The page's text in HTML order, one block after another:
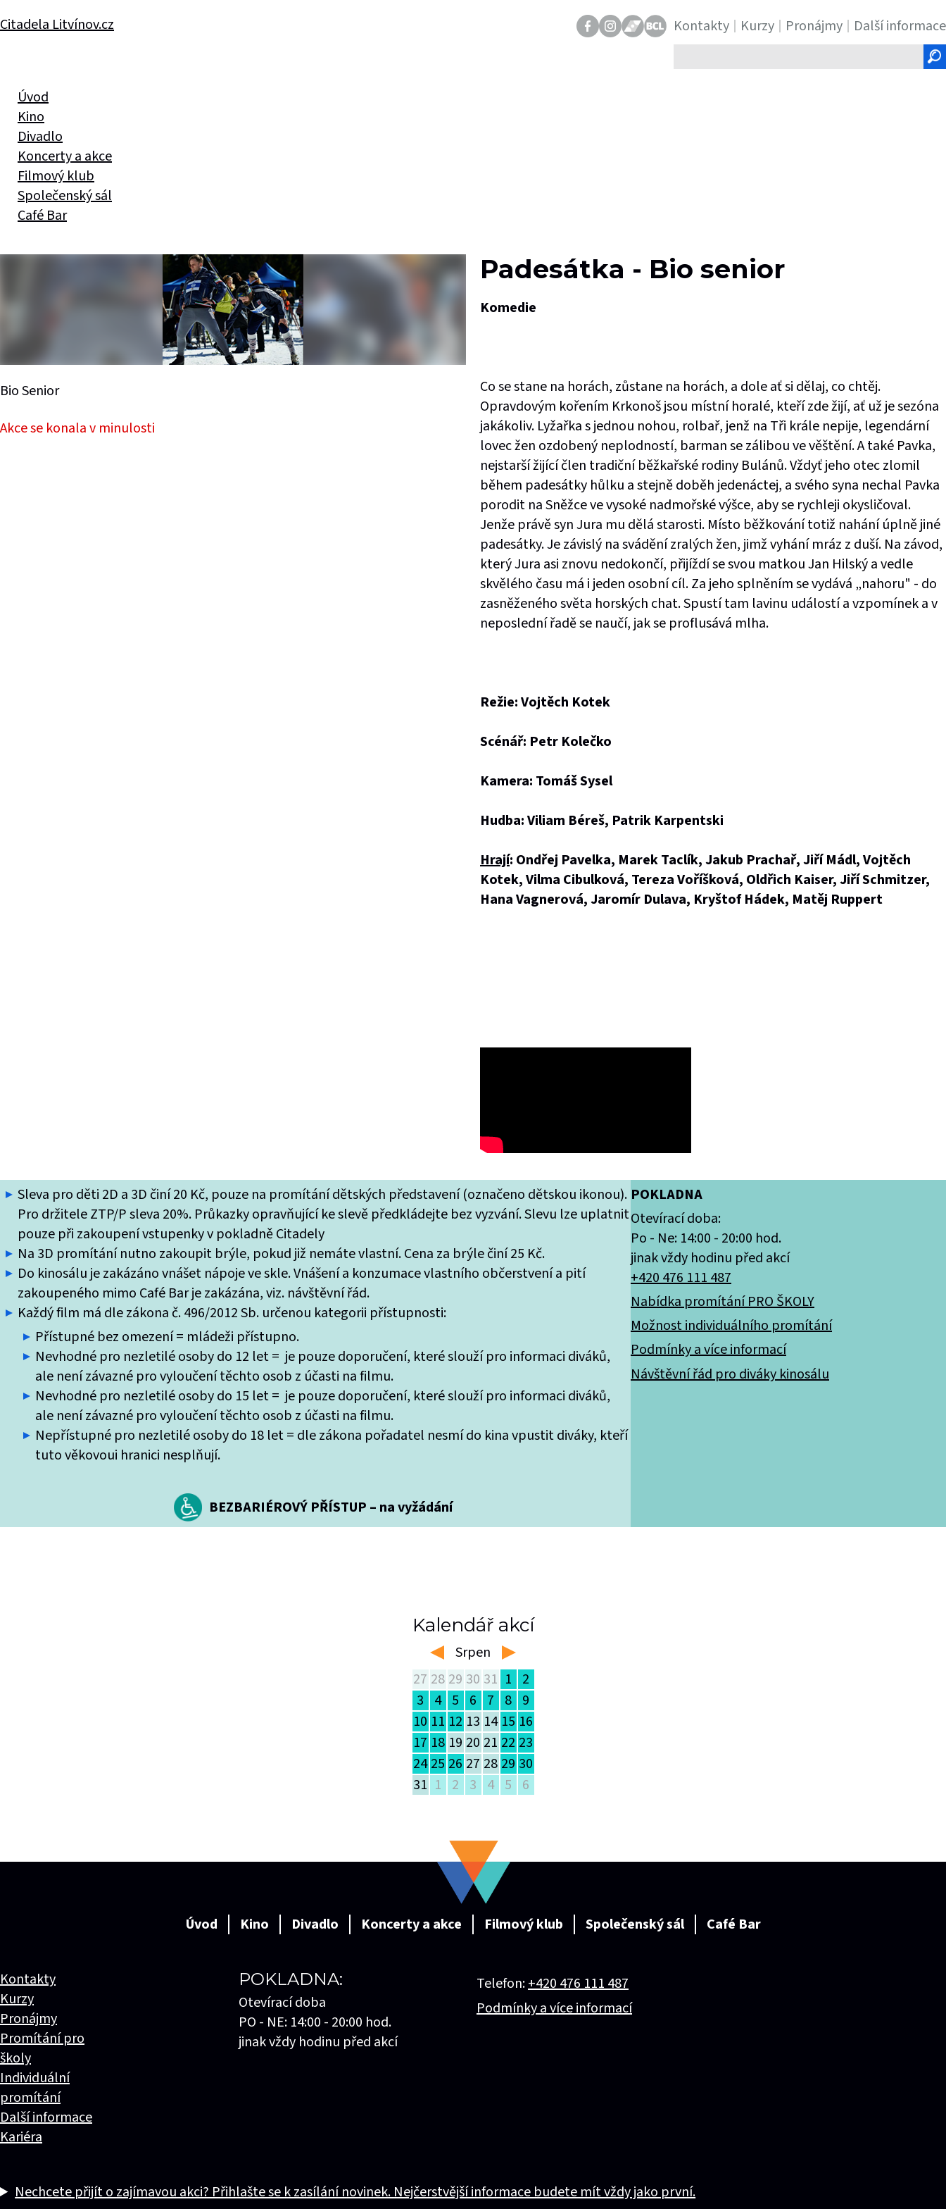
Kontakty Kurzy Pronájmy
Další informace
text
Citadela Litvínov.cz
Úvod
Kino
Divadlo
Koncerty a akce
Filmový klub
Společenský sál
Café Bar
Sleva pro děti 2D a 3D činí 20 Kč, pouze na promítání dětských představení (označeno dětskou ikonou).
Pro držitele ZTP/P sleva 20%. Průkazky opravňující ke slevě předkládejte bez vyzvání. Slevu lze uplatnit
pouze při zakoupení vstupenky v pokladně Citadely
Na 3D promítání nutno zakoupit brýle, pokud již nemáte vlastní. Cena za brýle činí 25 Kč.
Do kinosálu je zakázáno vnášet nápoje ve skle. Vnášení a konzumace vlastního občerstvení a pití
zakoupeného mimo Café Bar je zakázána, viz. návštěvní řád.
Každý film má dle zákona č. 496/2012 Sb. určenou kategorii přístupnosti:
Přístupné bez omezení = mládeži přístupno.
Nevhodné pro nezletilé osoby do 12 let = je pouze doporučení, které slouží pro informaci diváků,
ale není závazné pro vyloučení těchto osob z účasti na filmu.
Nevhodné pro nezletilé osoby do 15 let = je pouze doporučení, které slouží pro informaci diváků,
ale není závazné pro vyloučení těchto osob z účasti na filmu.
Nepřístupné pro nezletilé osoby do 18 let = dle zákona pořadatel nesmí do kina vpustit diváky, kteří
tuto věkovoui hranici nesplňují.
BEZBARIÉROVÝ PŘÍSTUP – na vyžádání
POKLADNA
Otevírací doba:
Po - Ne: 14:00 - 20:00 hod.
jinak vždy hodinu před akcí
+420 476 111 487
Nabídka promítání PRO ŠKOLY
Možnost individuálního promítání
Podmínky a více informací
Návštěvní řád pro diváky kinosálu
Padesátka - Bio senior
Komedie
Co se stane na horách, zůstane na horách, a dole ať si dělaj, co chtěj.
Opravdovým kořením Krkonoš jsou místní horalé, kteří zde žijí, ať už je sezóna
jakákoliv. Lyžařka s jednou nohou, rolbař, jenž na Tři krále nepije, legendární
lovec žen ozdobený neplodností, barman se zálibou ve věštění. A také Pavka,
nejstarší žijící člen tradiční běžkařské rodiny Bulánů. Vždyť jeho otec zlomil
během padesátky hůlku a stejně doběh jedenáctej, a svého syna nechal Pavka
porodit na Sněžce ve vysoké nadmořské výšce, aby se rychleji okysličoval.
Jenže právě syn Jura mu dělá starosti. Místo běžkování totiž nahání úplně jiné
padesátky. Je závislý na svádění zralých žen, jimž vyhání mráz z duší. Na závod,
který Jura asi znovu nedokončí, přijíždí se svou matkou Jan Hilský a vedle
skvělého času má i jeden osobní cíl. Za jeho splněním se vydává „nahoru" - do
zasněženého světa horských chat. Spustí tam lavinu událostí a vzpomínek a v
neposlední řadě se naučí, jak se proflusává mlha.
Režie: Vojtěch Kotek
Scénář: Petr Kolečko
Kamera: Tomáš Sysel
Hudba: Viliam Béreš, Patrik Karpentski
Hrají: Ondřej Pavelka, Marek Taclík, Jakub Prachař, Jiří Mádl, Vojtěch
Kotek, Vilma Cibulková, Tereza Voříšková, Oldřich Kaiser, Jiří Schmitzer,
Hana Vagnerová, Jaromír Dulava, Kryštof Hádek, Matěj Ruppert
Bio Senior
Akce se konala v minulosti
Kalendář akcí
left Srpen right
27 28 29 30 31 1
2
3
4 5 6 7 8 9
10 11 12 13 14 15 16
17 18 19 20 21 22 23
24 25 26 27 28 29 30
31 1 2 3 4 5 6
Úvod Kino Divadlo Koncerty a akce Filmový klub Společenský sál Café Bar
Kontakty
Kurzy
Pronájmy
Promítání pro
školy
Individuální
promítání
Další informace
Kariéra
POKLADNA:
Otevírací doba
PO - NE: 14:00 - 20:00 hod.
jinak vždy hodinu před akcí
Telefon:+420 476 111 487
Podmínky a více informací
Nechcete přijít o zajímavou akci? Přihlašte se k zasílání novinek. Nejčerstvější informace budete mít vždy jako první.